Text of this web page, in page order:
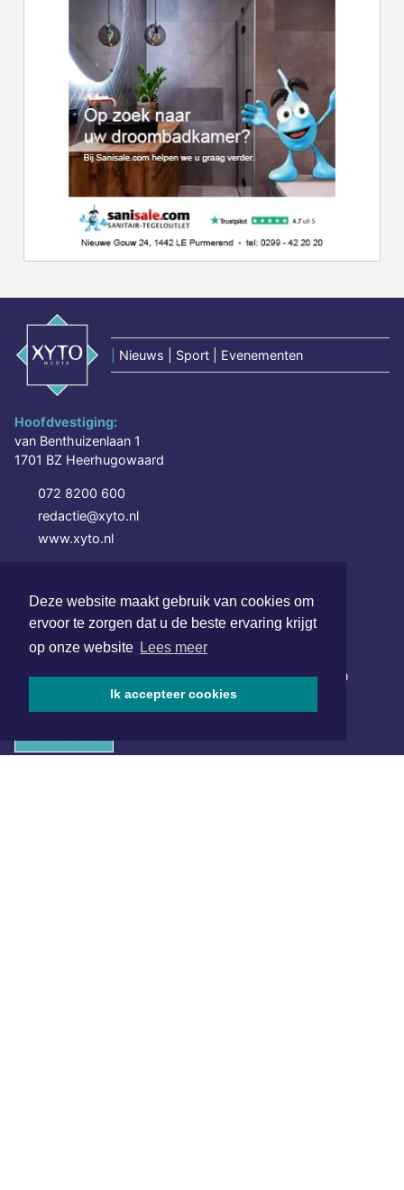
Deze website maakt gebruik van cookies om
ervoor te zorgen dat u de beste ervaring krijgt
op onze website Lees meer
Ik accepteer cookies
Nieuws | Sport | Evenementen
Hoofdvestiging:
van Benthuizenlaan 1
1701 BZ Heerhugowaard
072 8200 600
redactie@xyto.nl
www.xyto.nl
NIEUWSBRIEF AANMELDEN
Schrijf je in voor onze nieuwsbrief en krijg wekelijks een
samenvatting van alle gebeurtenissen uit jouw regio.